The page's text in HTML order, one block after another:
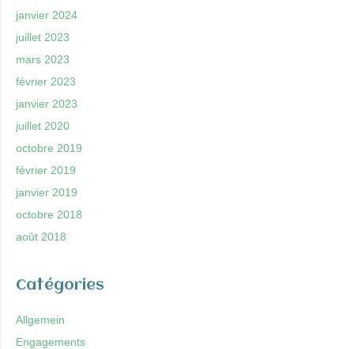
janvier 2024
juillet 2023
mars 2023
février 2023
janvier 2023
juillet 2020
octobre 2019
février 2019
janvier 2019
octobre 2018
août 2018
Catégories
Allgemein
Engagements